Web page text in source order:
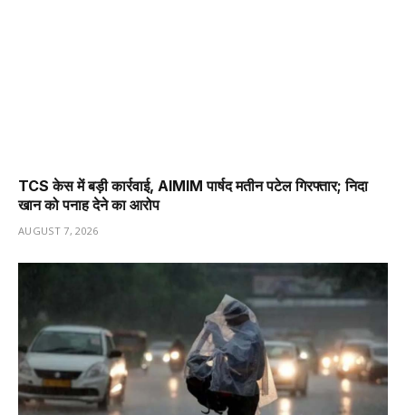
TCS केस में बड़ी कार्रवाई, AIMIM पार्षद मतीन पटेल गिरफ्तार; निदा
खान को पनाह देने का आरोप
AUGUST 7, 2026